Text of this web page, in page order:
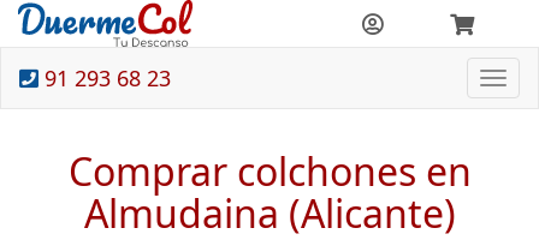
91 293 68 23
Comprar colchones en
Almudaina (Alicante)